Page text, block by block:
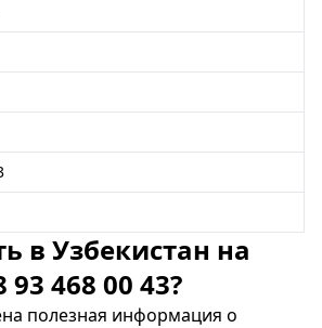
в Узбекистан на
468 00 43?
полезная информация о